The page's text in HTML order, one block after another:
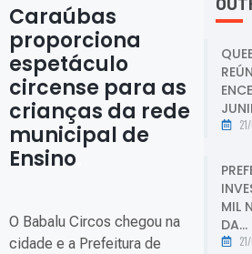
Caraúbas
proporciona
espetáculo
circense para as
crianças da rede
municipal de
Ensino
O Babalu Circos chegou na
cidade e a Prefeitura de
MIL
DA...